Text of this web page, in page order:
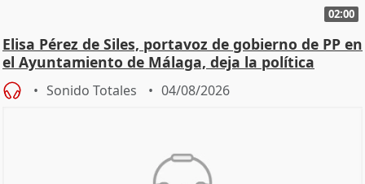
02:00
Elisa Pérez de Siles, portavoz de gobierno de PP en
el Ayuntamiento de Málaga, deja la política
Sonido Totales 04/08/2026